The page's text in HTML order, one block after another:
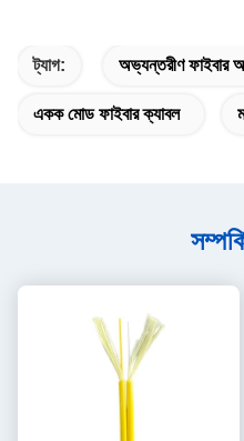
ট্যাগ: অভ্যন্তরীণ ফাইবার
একক মোড ফাইবার ক্যাবল